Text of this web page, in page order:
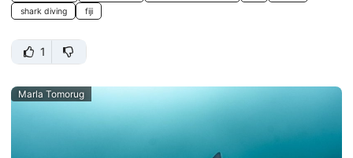
shark diving
fiji
1
Marla Tomorug